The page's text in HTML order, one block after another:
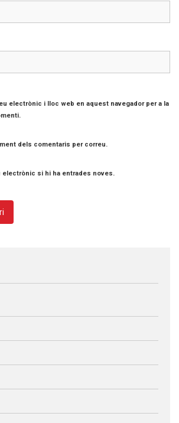
electrònic i lloc web en aquest navegador per a la
dels comentaris per correu.
electrònic si hi ha entrades noves.